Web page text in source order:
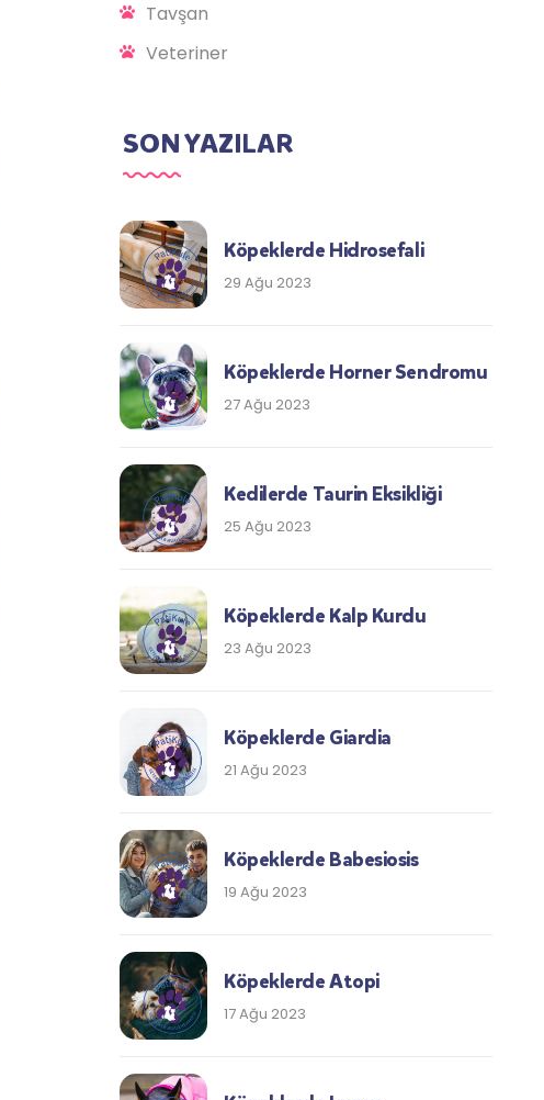
Tavşan
Veteriner
SON YAZILAR
Köpeklerde Hidrosefali
29 Ağu 2023
Köpeklerde Horner Sendromu
27 Ağu 2023
Kedilerde Taurin Eksikliği
25 Ağu 2023
Köpeklerde Kalp Kurdu
23 Ağu 2023
Köpeklerde Giardia
21 Ağu 2023
Köpeklerde Babesiosis
19 Ağu 2023
Köpeklerde Atopi
17 Ağu 2023